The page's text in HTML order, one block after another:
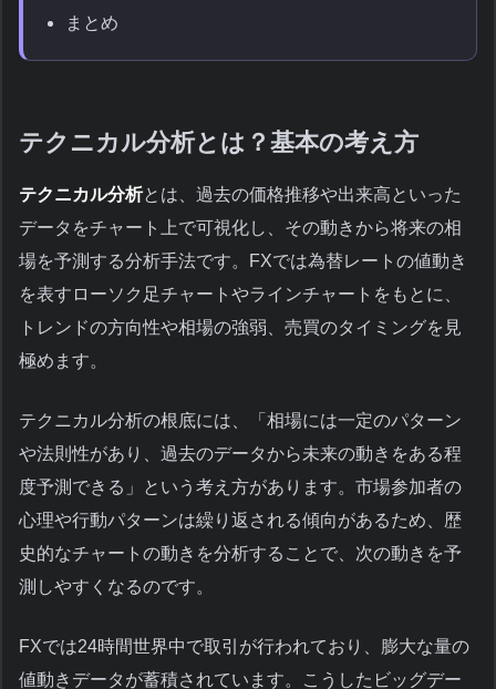
まとめ
テクニカル分析とは？基本の考え方
テクニカル分析とは、過去の価格推移や出来高といった
データをチャート上で可視化し、その動きから将来の相
場を予測する分析手法です。FXでは為替レートの値動き
を表すローソク足チャートやラインチャートをもとに、
トレンドの方向性や相場の強弱、売買のタイミングを見
極めます。
テクニカル分析の根底には、「相場には一定のパターン
や法則性があり、過去のデータから未来の動きをある程
度予測できる」という考え方があります。市場参加者の
心理や行動パターンは繰り返される傾向があるため、歴
史的なチャートの動きを分析することで、次の動きを予
測しやすくなるのです。
FXでは24時間世界中で取引が行われており、膨大な量の
値動きデータが蓄積されています。こうしたビッグデー